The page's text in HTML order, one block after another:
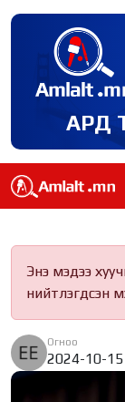
АРД
Энэ мэдээ
нийтлэгдсэн
Огноо
2024-10-15